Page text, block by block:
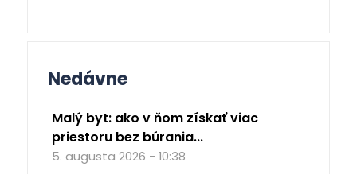
Nedávne
Malý byt: ako v ňom získať viac
priestoru bez búrania...
5. augusta 2026 - 10:38